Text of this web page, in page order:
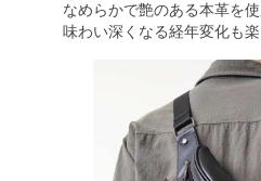
なめらかで艶のある本革を
味わい深くなる経年変化も